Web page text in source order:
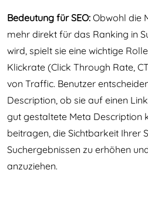
Bedeutung für SEO: Obwohl die
mehr direkt für das Ranking in
wird, spielt sie eine wichtige
Klickrate (Click Through Rate,
von Traffic. Benutzer
Description, ob sie auf einen
gut gestaltete Meta Description
beitragen, die Sichtbarkeit Ihrer
Suchergebnissen zu erhöhen
anzuziehen.